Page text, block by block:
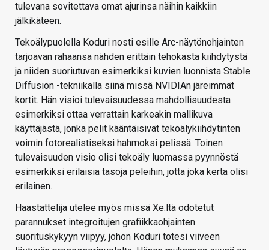
tulevana sovitettava omat ajurinsa näihin kaikkiin
jälkikäteen.
Tekoälypuolella Koduri nosti esille Arc-näytönohjainten
tarjoavan rahaansa nähden erittäin tehokasta kiihdytystä
ja niiden suoriutuvan esimerkiksi kuvien luonnista Stable
Diffusion -tekniikalla siinä missä NVIDIAn järeimmät
kortit. Hän visioi tulevaisuudessa mahdollisuudesta
esimerkiksi ottaa verrattain karkeakin mallikuva
käyttäjästä, jonka pelit kääntäisivät tekoälykiihdytinten
voimin fotorealistiseksi hahmoksi pelissä. Toinen
tulevaisuuden visio olisi tekoäly luomassa pyynnöstä
esimerkiksi erilaisia tasoja peleihin, jotta joka kerta olisi
erilainen.
Haastattelija utelee myös missä Xe:ltä odotetut
parannukset integroitujen grafiikkaohjainten
suorituskykyyn viipyy, johon Koduri totesi viiveen